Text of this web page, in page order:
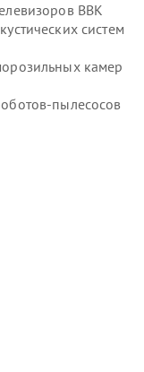
BBK
систем
камер
пылесосов